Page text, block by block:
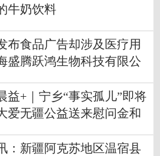
牛奶饮料
布食品广告却涉及医疗用
盛腾跃鸿生物科技有限公
益+｜宁乡“事实孤儿”即将
爱无疆公益送来慰问金和
：新疆阿克苏地区温宿县